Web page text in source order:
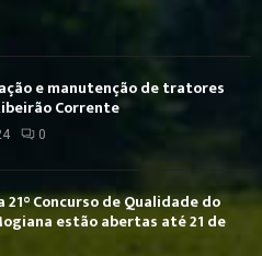
e manutenção de tratores
Corrente
0
Concurso de Qualidade do
estão abertas até 21 de